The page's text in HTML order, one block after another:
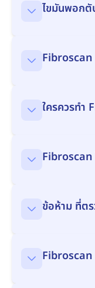
ไขมันพอกตั
Fibroscan
ใครควรทำ
Fibroscan
ข้อห้าม ที่ตร
Fibroscan